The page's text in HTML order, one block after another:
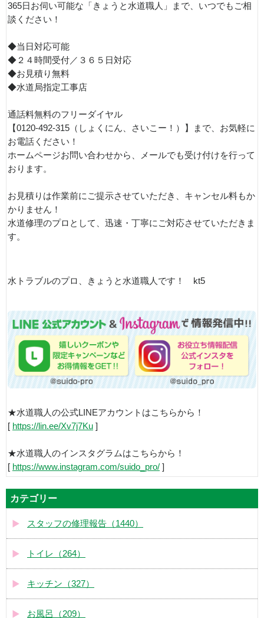
365日お伺い可能な「きょうと水道職人」まで、いつでもご相
談ください！
◆当日対応可能
◆２４時間受付／３６５日対応
◆お見積り無料
◆水道局指定工事店
通話料無料のフリーダイヤル
【0120-492-315（しょくにん、さいこー！）】まで、お気軽に
お電話ください！
ホームページお問い合わせから、メールでも受け付けを行って
おります。
お見積りは作業前にご提示させていただき、キャンセル料もか
かりません！
水道修理のプロとして、迅速・丁寧にご対応させていただきま
す。
水トラブルのプロ、きょうと水道職人です！ kt5
★水道職人の公式LINEアカウントはこちらから！
[ https://lin.ee/Xv7j7Ku ]
★水道職人のインスタグラムはこちらから！
[ https://www.instagram.com/suido_pro/ ]
カテゴリー
スタッフの修理報告（1440）
トイレ（264）
キッチン（327）
お風呂（209）